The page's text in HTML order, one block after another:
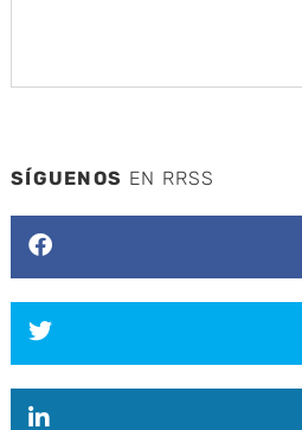
SÍGUENOS EN RRSS